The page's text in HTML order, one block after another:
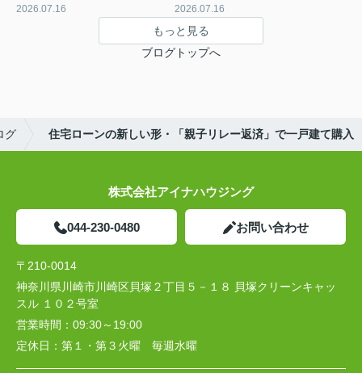
2026.07.16 2026.07.16
もっと見る
ブログトップへ
グ 住宅ローンの新しい形・「親子リレー返済」で一戸建て購入
株式会社アイナハウジング
044-230-0480 お問い合わせ
〒210-0014
神奈川県川崎市川崎区貝塚２丁目５－１８ 貝塚クリーンキャッ
スル １０２号室
営業時間： 09:30～19:00
定休日： 第１・第３火曜 毎週水曜